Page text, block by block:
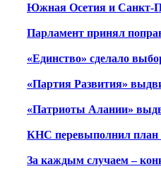
Южная Осетия и Санкт-
Парламент принял
«Единство» сделало
«Партия Развития»
«Патриоты Алании»
КНС перевыполнил
За каждым случаем –